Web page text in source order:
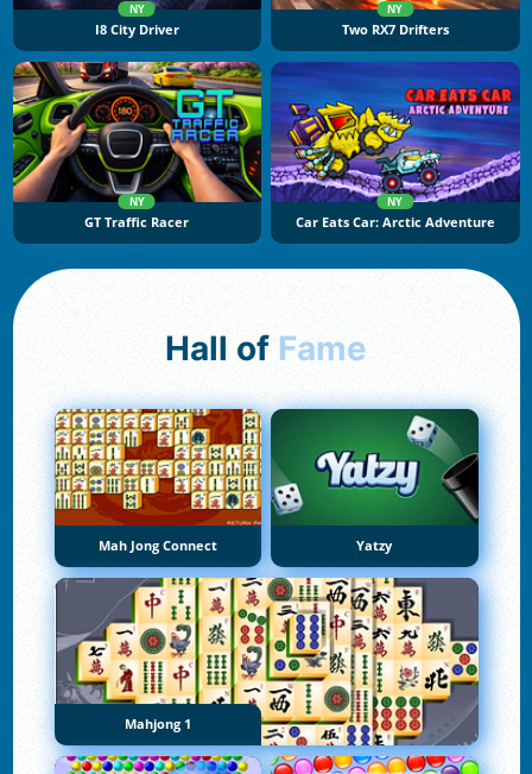
NY
I8 City Driver
NY
Two RX7 Drifters
NY
GT Traffic Racer
NY
Car Eats Car: Arctic Adventure
Hall of Fame
Mah Jong Connect Yatzy
Mahjong 1